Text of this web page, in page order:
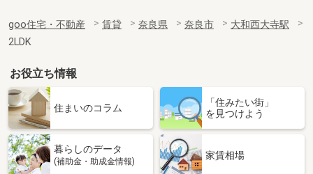
goo住宅・不動産 賃貸 奈良県 奈良市
大和西大寺駅
2LDK
お役立ち情報
住まいのコラム
「住みたい街」
を見つけよう
暮らしのデータ
(補助金・助成金情報)
家賃相場